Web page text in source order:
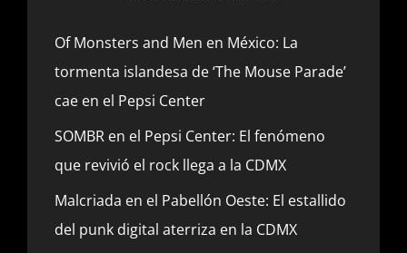
Of Monsters and Men en México: La
tormenta islandesa de ‘The Mouse Parade’
cae en el Pepsi Center
SOMBR en el Pepsi Center: El fenómeno
que revivió el rock llega a la CDMX
Malcriada en el Pabellón Oeste: El estallido
del punk digital aterriza en la CDMX